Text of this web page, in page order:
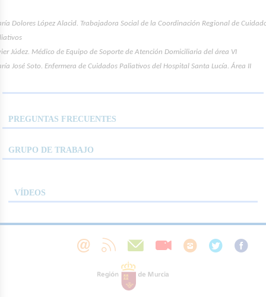
Dolores López Alacid. Trabajadora Social de la Coordinación Regional de
Júdez. Médico de Equipo de Soporte de Atención Domiciliaria del área VI
José Soto. Enfermera de Cuidados Paliativos del Hospital Santa Lucía. Área II
PREGUNTAS FRECUENTES
GRUPO DE TRABAJO
VÍDEOS